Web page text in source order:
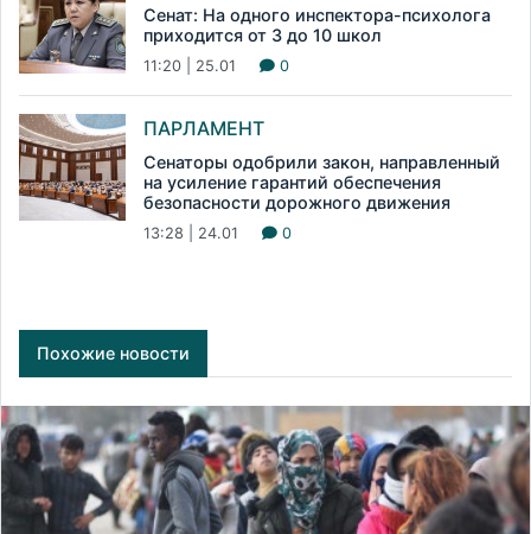
Сенат: На одного инспектора-психолога
приходится от 3 до 10 школ
11:20 | 25.01 0
ПАРЛАМЕНТ
Сенаторы одобрили закон, направленный
на усиление гарантий обеспечения
безопасности дорожного движения
13:28 | 24.01 0
Похожие новости